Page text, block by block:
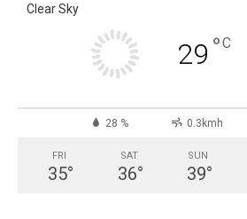
Clear Sky
29 °C
28 % 0.3kmh
FRI
35°
SAT
36°
SUN
39°